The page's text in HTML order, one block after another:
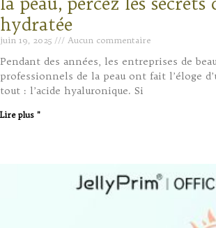
hydratée
juin 19, 2025 Aucun commentaire
Pendant des années, les entreprises de
professionnels de la peau ont fait l’éloge
tout : l’acide hyaluronique. Si
Lire plus "